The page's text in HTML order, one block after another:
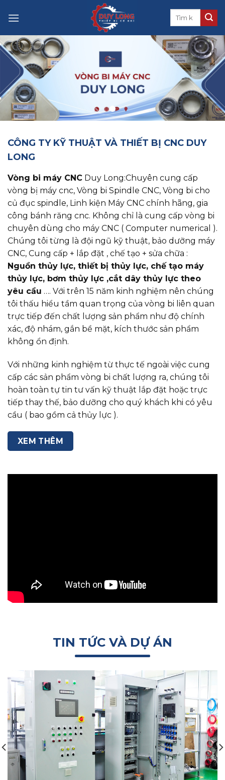
CÔNG TY KỸ THUẬT VÀ THIẾT BỊ CNC DUY
LONG
Vòng bi máy CNC Duy Long:Chuyên cung cấp
vòng bị máy cnc, ​​​​​​​Vòng bi Spindle CNC, Vòng bi cho
củ đục spindle, Linh kiện Máy CNC chính hãng, gia
công bánh răng cnc. Không chỉ là cung cấp vòng bi
chuyên dùng cho máy CNC ( Computer numerical ).
Chúng tôi từng là đội ngũ kỹ thuật, bảo dưỡng máy
CNC, Cung cấp + lắp đặt , chế tạo + sửa chữa :
Nguồn thủy lực, thiết bị thủy lực, chế tạo máy
thủy lực, bơm thủy lực ,cắt dây thủy lực theo
yêu cầu …. Với trên 15 năm kinh nghiệm nên chúng
tôi thấu hiểu tầm quan trọng của vòng bi liên quan
trực tiếp đến chất lượng sản phẩm như độ chính
xác, độ nhám, gắn bề mặt, kích thước sản phẩm
không ổn định.
Với những kinh nghiệm từ thực tế ngoài việc cung
cấp các sản phẩm vòng bi chất lượng ra, chúng tôi
hoàn toàn tự tin tư vấn kỹ thuật lắp đặt hoặc trực
tiếp thay thế, bảo dưỡng cho quý khách khi có yêu
cầu ( bao gồm cả thủy lực ).
XEM THÊM
TIN TỨC VÀ DỰ ÁN